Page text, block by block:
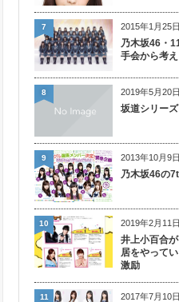
2015年1月25日
乃木坂46・
手会から考
7
2019年5月20日
坂道シリー
8
2013年10月9日
乃木坂46の
9
2019年2月11日
井上小百合
居をやって
激励
10
2017年7月10日
11